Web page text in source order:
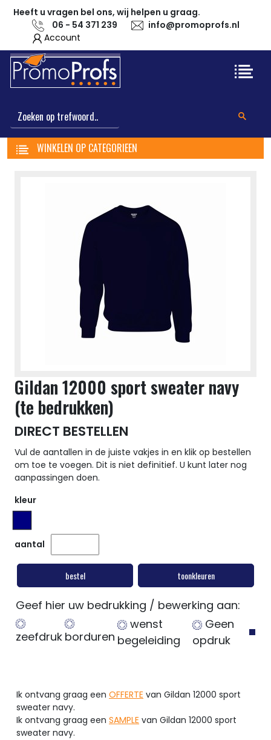
Heeft u vragen bel ons, wij helpen u graag.
06 - 54 371 239
info@promoprofs.nl
Account
WINKELEN OP CATEGORIEEN
Gildan 12000 sport sweater navy
(te bedrukken)
DIRECT BESTELLEN
Vul de aantallen in de juiste vakjes in en klik op bestellen
om toe te voegen. Dit is niet definitief. U kunt later nog
aanpassingen doen.
kleur
aantal
bestel toonkleuren
Geef hier uw bedrukking / bewerking aan:
zeefdruk borduren
wenst
begeleiding
Geen
opdruk
Ik ontvang graag een OFFERTE van Gildan 12000 sport
sweater navy.
Ik ontvang graag een SAMPLE van Gildan 12000 sport
sweater navy.